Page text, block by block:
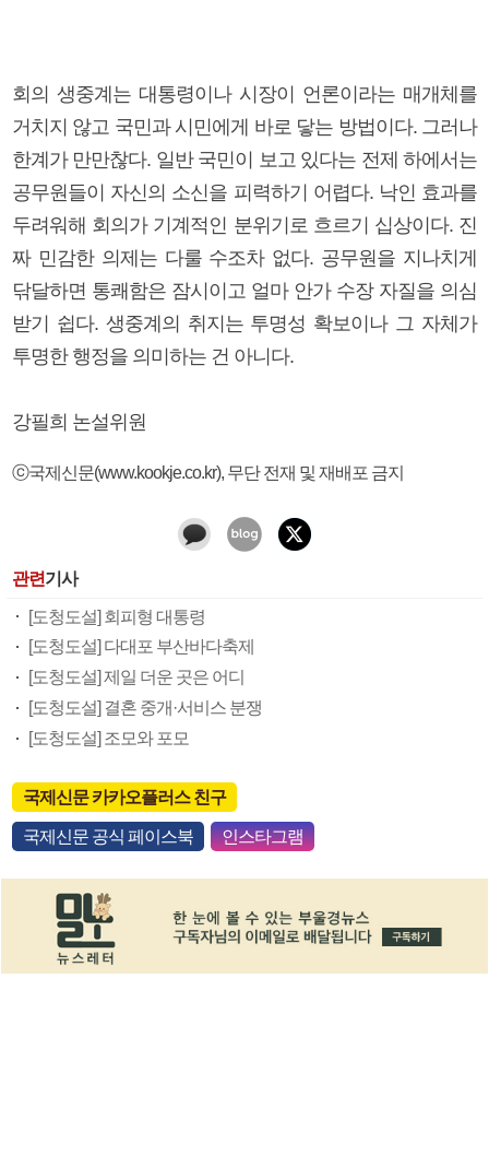
회의 생중계는 대통령이나 시장이 언론이라는 매개체를
거치지 않고 국민과 시민에게 바로 닿는 방법이다. 그러나
한계가 만만찮다. 일반 국민이 보고 있다는 전제 하에서는
공무원들이 자신의 소신을 피력하기 어렵다. 낙인 효과를
두려워해 회의가 기계적인 분위기로 흐르기 십상이다. 진
짜 민감한 의제는 다룰 수조차 없다. 공무원을 지나치게
닦달하면 통쾌함은 잠시이고 얼마 안가 수장 자질을 의심
받기 쉽다. 생중계의 취지는 투명성 확보이나 그 자체가
투명한 행정을 의미하는 건 아니다.
강필희 논설위원
ⓒ국제신문(www.kookje.co.kr), 무단 전재 및 재배포 금지
관련기사
[도청도설] 회피형 대통령
[도청도설] 다대포 부산바다축제
[도청도설] 제일 더운 곳은 어디
[도청도설] 결혼 중개·서비스 분쟁
[도청도설] 조모와 포모
국제신문 카카오플러스 친구
국제신문 공식 페이스북 인스타그램